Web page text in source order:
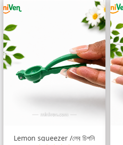
Lemon squeezer /লেবু চিপনি